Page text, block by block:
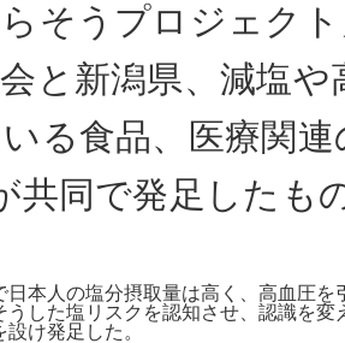
らそうプロジェク
と新潟県、減塩
る食品、医療関
共同で発足したも
日本人の塩分摂取量は高く、高血圧
うした塩リスクを認知させ、認識を
け発足した。